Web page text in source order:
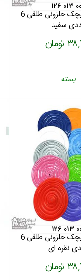
۰۱۳ ۰۰۴
آویز بازشو پیچک حلزونی طلقی 6
سفید
بسته
۰۱۳ ۰۰۹
آویز بازشو پیچک حلزونی طلقی 6
نقره ای